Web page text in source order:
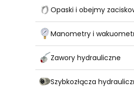
Opaski i obejmy
Manometry i
Zawory hydrauliczne
Szybkozłącza